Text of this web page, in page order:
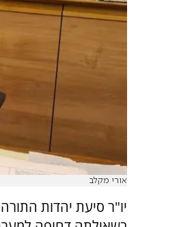
אורי מקלב
יו"ר סיעת יהדות